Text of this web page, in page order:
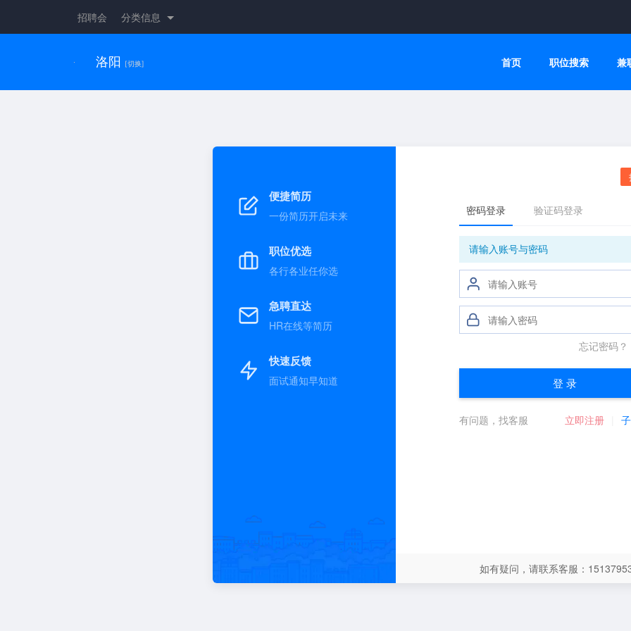
招聘会 分类信息
洛阳 [切换] 首页 职位搜索 兼
便捷简历
一份简历开启未来
职位优选
各行各业任你选
急聘直达
HR在线等简历
快速反馈
面试通知早知道
如有疑问，请联系客服：